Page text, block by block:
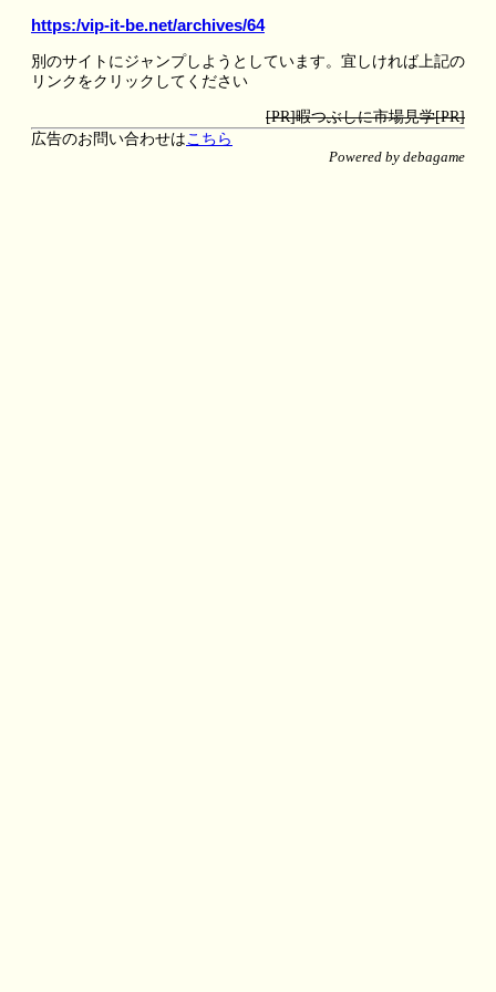
https:/vip-it-be.net/archives/64
別のサイトにジャンプしようとしています。宜しければ上記の
リンクをクリックしてください
[PR]暇つぶしに市場見学[PR]
広告のお問い合わせはこちら
Powered by debagame